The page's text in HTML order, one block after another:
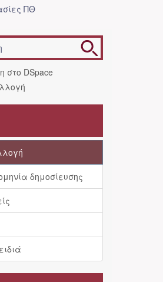
ΠΘ
στο DSpace
δημοσίευσης